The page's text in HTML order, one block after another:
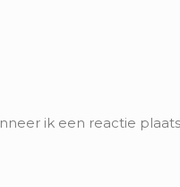
ik een reactie